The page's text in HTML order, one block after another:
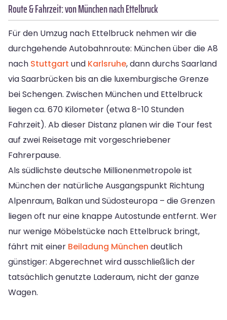
Route & Fahrzeit: von München nach Ettelbruck
Für den Umzug nach Ettelbruck nehmen wir die
durchgehende Autobahnroute: München über die A8
nach Stuttgart und Karlsruhe, dann durchs Saarland
via Saarbrücken bis an die luxemburgische Grenze
bei Schengen. Zwischen München und Ettelbruck
liegen ca. 670 Kilometer (etwa 8-10 Stunden
Fahrzeit). Ab dieser Distanz planen wir die Tour fest
auf zwei Reisetage mit vorgeschriebener
Fahrerpause.
Als südlichste deutsche Millionenmetropole ist
München der natürliche Ausgangspunkt Richtung
Alpenraum, Balkan und Südosteuropa – die Grenzen
liegen oft nur eine knappe Autostunde entfernt. Wer
nur wenige Möbelstücke nach Ettelbruck bringt,
fährt mit einer Beiladung München deutlich
günstiger: Abgerechnet wird ausschließlich der
tatsächlich genutzte Laderaum, nicht der ganze
Wagen.